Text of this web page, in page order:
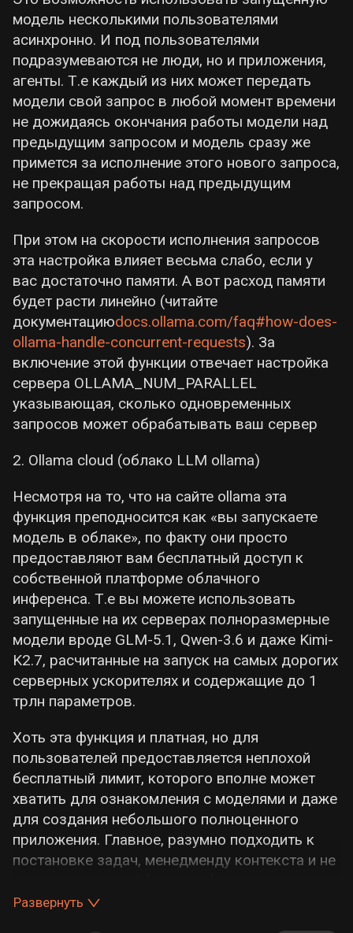
модель несколькими пользователями
асинхронно. И под пользователями
подразумеваются не люди, но и приложения,
агенты. Т.е каждый из них может передать
модели свой запрос в любой момент времени
не дожидаясь окончания работы модели над
предыдущим запросом и модель сразу же
примется за исполнение этого нового запроса,
не прекращая работы над предыдущим
запросом.
При этом на скорости исполнения запросов
эта настройка влияет весьма слабо, если у
вас достаточно памяти. А вот расход памяти
будет расти линейно (читайте
документациюdocs.ollama.com/faq#how-does-
ollama-handle-concurrent-requests). За
включение этой функции отвечает настройка
сервера OLLAMA_NUM_PARALLEL
указывающая, сколько одновременных
запросов может обрабатывать ваш сервер
2. Ollama cloud (облако LLM ollama)
Несмотря на то, что на сайте ollama эта
функция преподносится как «вы запускаете
модель в облаке», по факту они просто
предоставляют вам бесплатный доступ к
собственной платформе облачного
инференса. Т.е вы можете использовать
запущенные на их серверах полноразмерные
модели вроде GLM-5.1, Qwen-3.6 и даже Kimi-
K2.7, расчитанные на запуск на самых дорогих
серверных ускорителях и содержащие до 1
трлн параметров.
Хоть эта функция и платная, но для
пользователей предоставляется неплохой
бесплатный лимит, которого вполне может
хватить для ознакомления с моделями и даже
для создания небольшого полноценного
приложения. Главное, разумно подходить к
постановке задач, менедменду контекста и не
Развернуть